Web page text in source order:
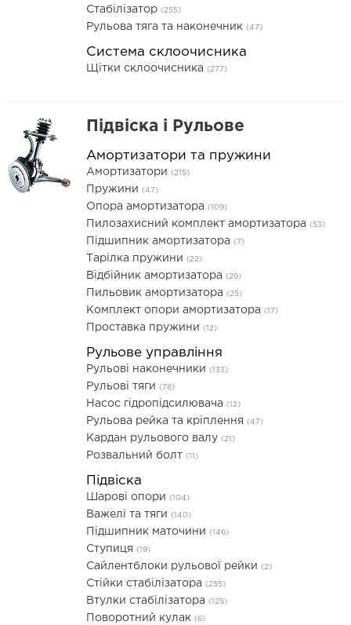
Стабілізатор (255)
Рульова тяга та наконечник (47)
Система склоочисника
Щітки склоочисника (277)
Підвіска і Рульове
Амортизатори та пружини
Амортизатори (215)
Пружини (47)
Опора амортизатора (109)
Пилозахисний комплект амортизатора (53)
Підшипник амортизатора (7)
Тарілка пружини (22)
Відбійник амортизатора (29)
Пильовик амортизатора (25)
Комплект опори амортизатора (17)
Проставка пружини (12)
Рульове управління
Рульові наконечники (133)
Рульові тяги (78)
Насос гідропідсилювача (12)
Рульова рейка та кріплення (47)
Кардан рульового валу (21)
Розвальний болт (11)
Підвіска
Шарові опори (104)
Важелі та тяги (140)
Підшипник маточини (146)
Ступиця (19)
Сайлентблоки рульової рейки (2)
Стійки стабілізатора (255)
Втулки стабілізатора (125)
Поворотний кулак (6)